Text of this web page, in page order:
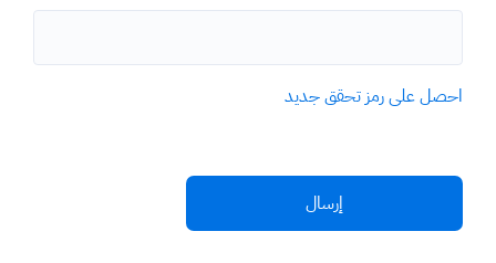
احصل على رمز تحقق جديد